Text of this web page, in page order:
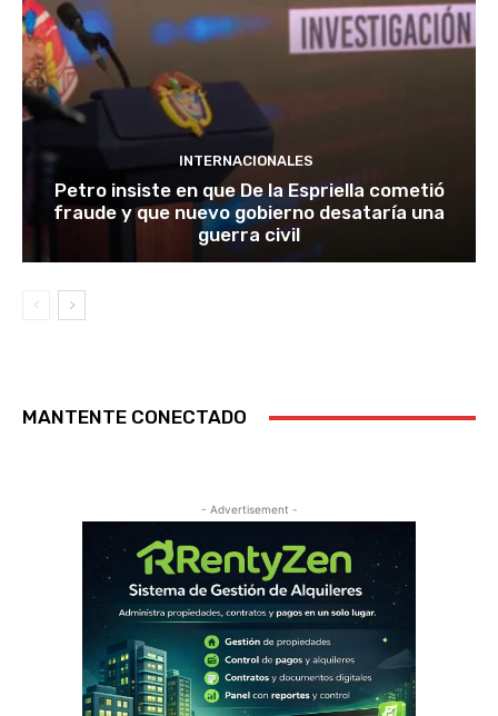
INTERNACIONALES
Petro insiste en que De la Espriella cometió
fraude y que nuevo gobierno desataría una
guerra civil
MANTENTE CONECTADO
- Advertisement -